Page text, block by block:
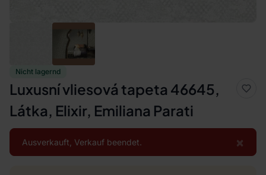
Nicht lagernd
Luxusní vliesová tapeta 46645,
Látka, Elixir, Emiliana Parati
×
Ausverkauft, Verkauf beendet.